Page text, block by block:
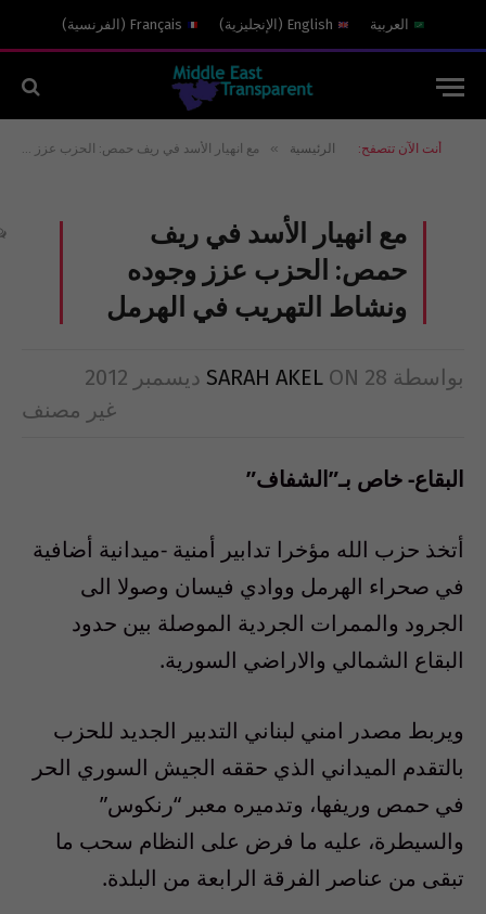
العربية English
( الإنجليزية)
Français
( الفرنسية)
أنت الآن تتصفح: الرئيسية » مع انهيار الأسد في ريف حمص: الحزب عزز وجوده ونشاط التهريب في الهرمل
مع انهيار الأسد في ريف
حمص: الحزب عزز وجوده
ونشاط التهريب في الهرمل
بواسطة SARAH AKEL ON 28 ديسمبر 2012
غير مصنف
البقاع- خاص بـ”الشفاف”
أتخذ حزب الله مؤخرا تدابير أمنية -ميدانية أضافية
في صحراء الهرمل ووادي فيسان وصولا الى
الجرود والممرات الجردية الموصلة بين حدود
البقاع الشمالي والاراضي السورية.
ويربط مصدر امني لبناني التدبير الجديد للحزب
بالتقدم الميداني الذي حققه الجيش السوري الحر
في حمص وريفها، وتدميره معبر “رنكوس”
والسيطرة، عليه ما فرض على النظام سحب ما
تبقى من عناصر الفرقة الرابعة من البلدة.